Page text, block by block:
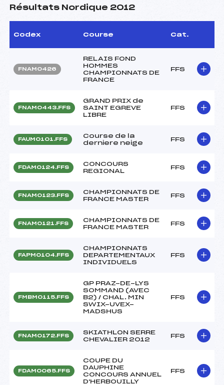
Résultats Nordique 2012
Codex Course Cat.
FNAM0426
RELAIS FOND
HOMMES
CHAMPIONNATS DE
FRANCE
FFS
FNAM0443.FFS
GRAND PRIX de
SAINT EGREVE
LIBRE
FFS
FAUM0101.FFS
Course de la
derniere neige
FFS
FDAM0124.FFS
CONCOURS
REGIONAL
FFS
FNAM0123.FFS
CHAMPIONNATS DE
FRANCE MASTER
FFS
FNAM0121.FFS
CHAMPIONNATS DE
FRANCE MASTER
FFS
FAPM0104.FFS
CHAMPIONNATS
DEPARTEMENTAUX
INDIVIDUELS
FFS
FMBM0115.FFS
GP PRAZ-DE-LYS
SOMMAND (AVEC
B2) / CHAL. MIN
SWIX-UVEX-
MADSHUS
FFS
FNAM0172.FFS
SKIATHLON SERRE
CHEVALIER 2012
FFS
FDAM0065.FFS
COUPE DU
DAUPHINE
CONCOURS ANNUEL
D'HERBOUILLY
FFS